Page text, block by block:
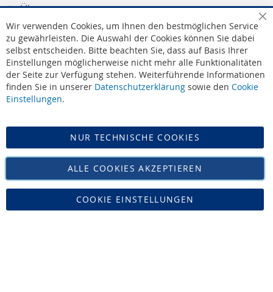
Über uns
Leonidas - Die Marke
Leonidas - Die Werte
Leonidas - Offizieller Lieferant des Hofes
AGB|Widerruf
Datenschutz
Impressum
Versand
Vertrag widerrufen
Zucker Bücker • Tel: 02421-16468 • Mail: info@leonidas-paradies.de
Wir verwenden Cookies, um Ihnen den bestmöglichen Service
zu gewährleisten. Die Auswahl der Cookies können Sie dabei
selbst entscheiden. Bitte beachten Sie, dass auf Basis Ihrer
Einstellungen möglicherweise nicht mehr alle Funktionalitäten
der Seite zur Verfügung stehen. Weiterführende Informationen
finden Sie in unserer Datenschutzerklärung sowie den Cookie
Einstellungen.
ALLE COOKIES AKZEPTIEREN
COOKIE EINSTELLUNGEN
NUR TECHNISCHE COOKIES